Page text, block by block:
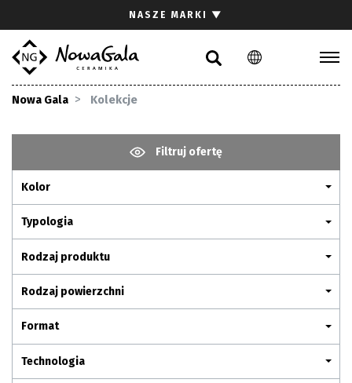
PL EN
NASZE MARKI ▼
Nowa Gala Kolekcje
Filtruj ofertę
Kolor
Typologia
Rodzaj produktu
Rodzaj powierzchni
Format
Technologia
Gdzie kupić
Pliki do pobrania
Pytania i odpowiedzi
Kariera
Kontakt
Komunikacja z akcjonariuszami